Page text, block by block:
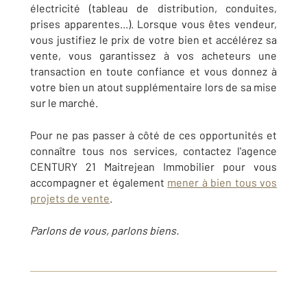
électricité (tableau de distribution, conduites,
prises apparentes...). Lorsque vous êtes vendeur,
vous justifiez le prix de votre bien et accélérez sa
vente, vous garantissez à vos acheteurs une
transaction en toute confiance et vous donnez à
votre bien un atout supplémentaire lors de sa mise
sur le marché.
Pour ne pas passer à côté de ces opportunités et
connaître tous nos services, contactez l'agence
CENTURY 21 Maitrejean Immobilier pour vous
accompagner et également mener à bien tous vos
projets de vente.
Parlons de vous, parlons biens.